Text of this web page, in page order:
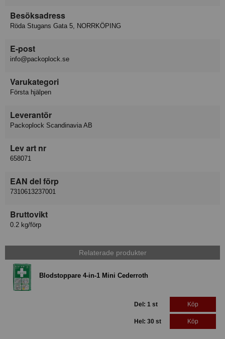
Besöksadress
Röda Stugans Gata 5, NORRKÖPING
E-post
info@packoplock.se
Varukategori
Första hjälpen
Leverantör
Packoplock Scandinavia AB
Lev art nr
658071
EAN del förp
7310613237001
Bruttovikt
0.2 kg/förp
Relaterade produkter
Blodstoppare 4-in-1 Mini Cederroth
Del: 1 st Köp
Hel: 30 st Köp